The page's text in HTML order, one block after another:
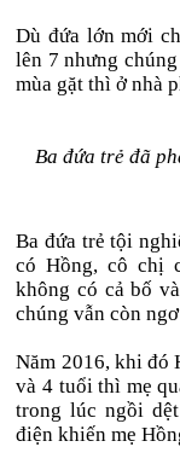
Dù đứa lớn mới
lên 7 nhưng
mùa gặt thì ở nhà
Ba đứa trẻ đã
Ba đứa trẻ tội
có Hồng, cô chị
không có cả bố
chúng vẫn còn
Năm 2016, khi đó
và 4 tuổi thì mẹ
trong lúc ngồi
điện khiến mẹ